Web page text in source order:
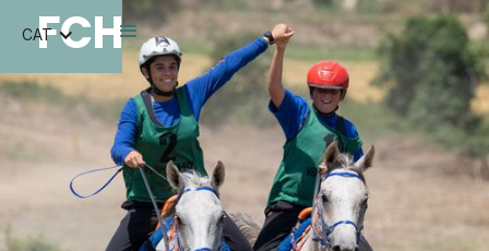
FCH
CAT